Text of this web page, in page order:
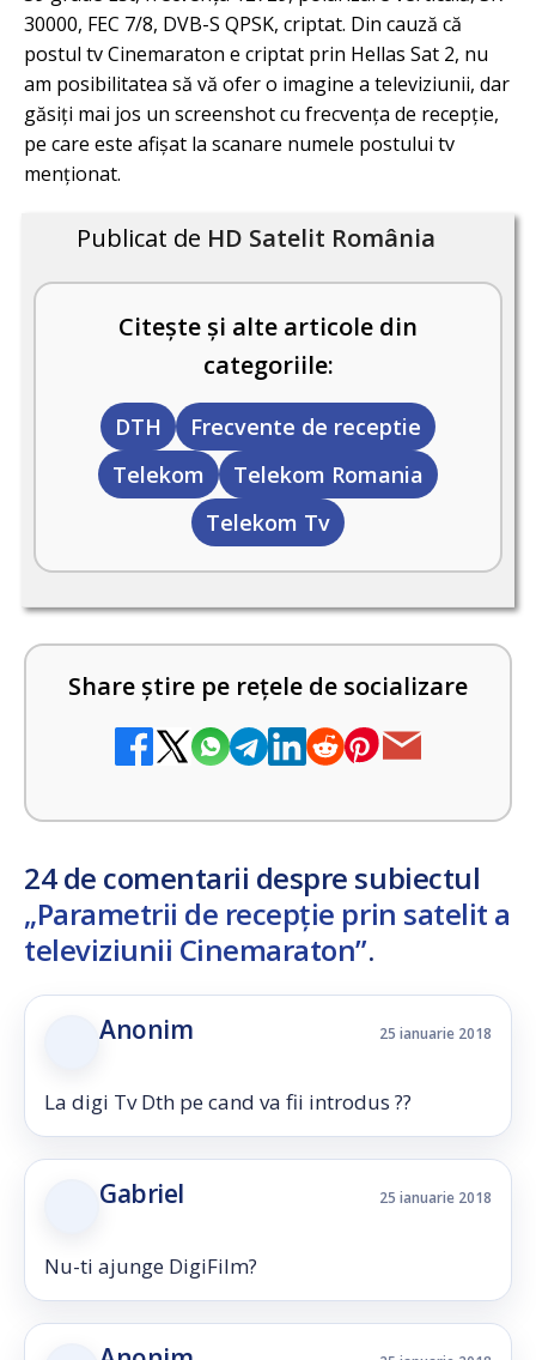
30000, FEC 7/8, DVB-S QPSK, criptat. Din cauză că
postul tv Cinemaraton e criptat prin Hellas Sat 2, nu
am posibilitatea să vă ofer o imagine a televiziunii, dar
găsiți mai jos un screenshot cu frecvența de recepție,
pe care este afișat la scanare numele postului tv
menționat.
Publicat de HD Satelit România
Citește și alte articole din
categoriile:
DTH
Frecvente de receptie
Telekom
Telekom Romania
Telekom Tv
Share știre pe rețele de socializare
24 de comentarii despre subiectul
„Parametrii de recepție prin satelit a
televiziunii Cinemaraton”.
Anonim 25 ianuarie 2018
La digi Tv Dth pe cand va fii introdus ??
Gabriel 25 ianuarie 2018
Nu-ti ajunge DigiFilm?